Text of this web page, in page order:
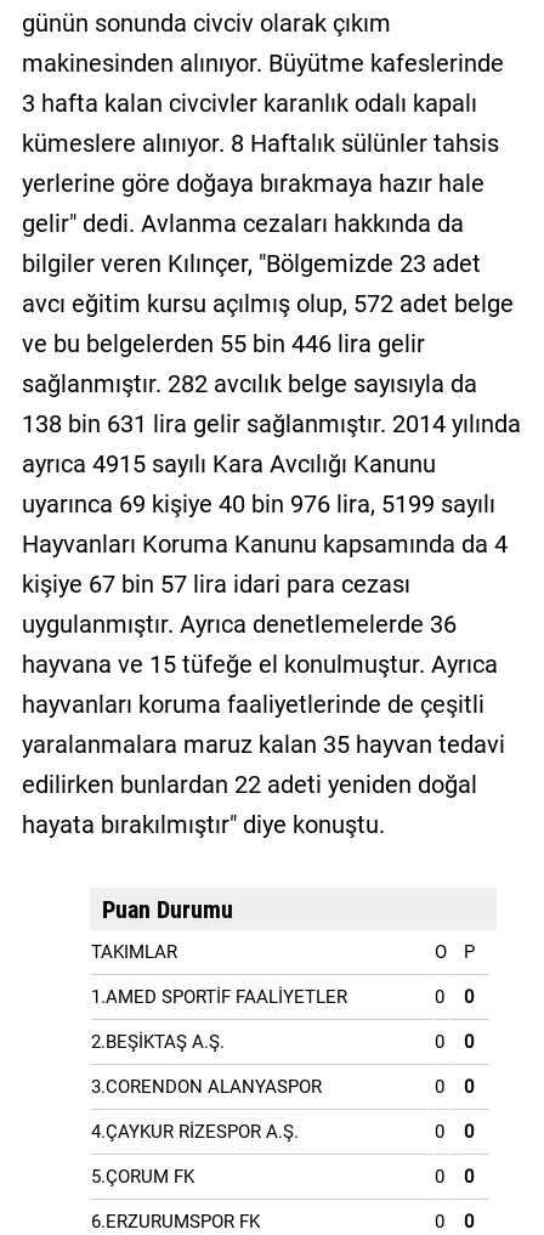
günün sonunda civciv olarak çıkım
makinesinden alınıyor. Büyütme kafeslerinde
3 hafta kalan civcivler karanlık odalı kapalı
kümeslere alınıyor. 8 Haftalık sülünler tahsis
yerlerine göre doğaya bırakmaya hazır hale
gelir" dedi. Avlanma cezaları hakkında da
bilgiler veren Kılınçer, "Bölgemizde 23 adet
avcı eğitim kursu açılmış olup, 572 adet belge
ve bu belgelerden 55 bin 446 lira gelir
sağlanmıştır. 282 avcılık belge sayısıyla da
138 bin 631 lira gelir sağlanmıştır. 2014 yılında
ayrıca 4915 sayılı Kara Avcılığı Kanunu
uyarınca 69 kişiye 40 bin 976 lira, 5199 sayılı
Hayvanları Koruma Kanunu kapsamında da 4
kişiye 67 bin 57 lira idari para cezası
uygulanmıştır. Ayrıca denetlemelerde 36
hayvana ve 15 tüfeğe el konulmuştur. Ayrıca
hayvanları koruma faaliyetlerinde de çeşitli
yaralanmalara maruz kalan 35 hayvan tedavi
edilirken bunlardan 22 adeti yeniden doğal
hayata bırakılmıştır" diye konuştu.
Puan Durumu
TAKIMLAR O P
1.AMED SPORTİF FAALİYETLER 0 0
2.BEŞİKTAŞ A.Ş. 0 0
3.CORENDON ALANYASPOR 0 0
4.ÇAYKUR RİZESPOR A.Ş. 0 0
5.ÇORUM FK 0 0
6.ERZURUMSPOR FK 0 0